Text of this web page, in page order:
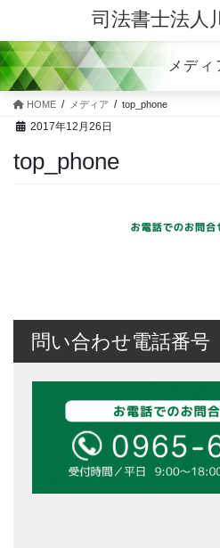
司法書士法人
メディ
HOME メディア top_phone
2017年12月26日
top_phone
問い合わせ電話番号